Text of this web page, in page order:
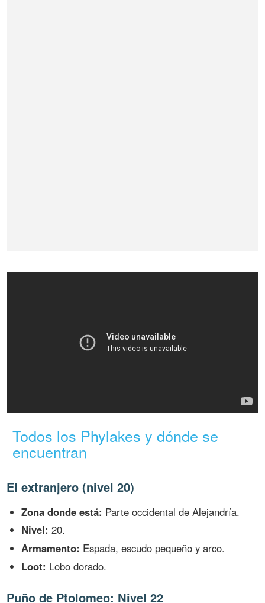
Todos los Phylakes y dónde se
encuentran
El extranjero (nivel 20)
Zona donde está: Parte occidental de Alejandría.
Nivel: 20.
Armamento: Espada, escudo pequeño y arco.
Loot: Lobo dorado.
Puño de Ptolomeo: Nivel 22